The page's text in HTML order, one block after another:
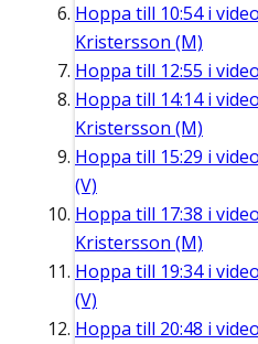
Hoppa till 10:54i
Kristersson (M)
Hoppa till 12:55 i
Hoppa till 14:14i
Kristersson (M)
Hoppa till 15:29 i
(V)
Hoppa till 17:38 i
Kristersson (M)
Hoppa till 19:34i
(V)
Hoppa till 20:48 i